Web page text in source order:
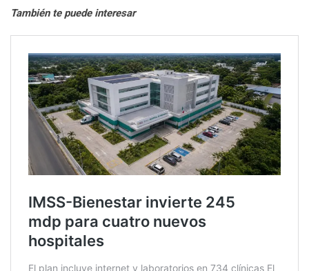
También te puede interesar